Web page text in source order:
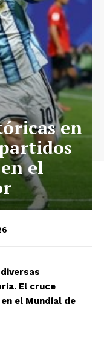
en
el
El cruce
el Mundial de